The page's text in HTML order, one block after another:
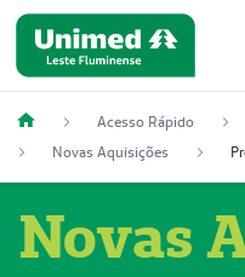
Acesso Rápido
Novas Aquisições
Novas